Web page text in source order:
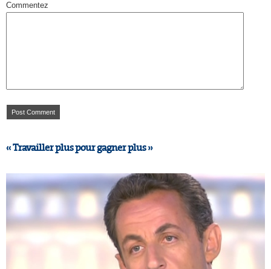
Commentez
« Travailler plus pour gagner plus »